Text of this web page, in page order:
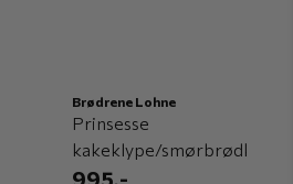
Brødrene Lohne
Prinsesse
kakeklype/smørbrødklype
995,-